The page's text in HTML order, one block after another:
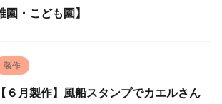
園・こども園】
製作
【６月製作】風船スタンプでカエルさん